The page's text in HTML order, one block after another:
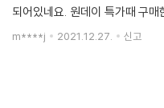
되어있네요. 원데이 특가때 구
습니다. 알파벳 오류가 있어서
다는 풀슬립 케이스를
m****j 2021.12.27. 신고